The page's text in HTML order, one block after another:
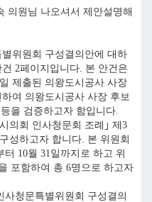
의원님 나오셔서 제안설명해
위원회 구성결의안에 대하
2페이지입니다. 본 안건은
제출된 의왕도시공사 사장
여 의왕도시공사 사장 후보
을 검증하고자 함입니다.
의회 인사청문회 조례｣ 제3
성하고자 합니다. 본 위원회
터 10월 31일까지로 하고 위
포함하여 총 6명으로 하고자
청문특별위원회 구성결의